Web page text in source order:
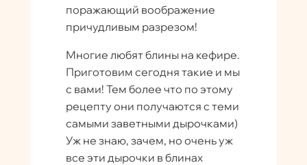
поражающий воображение
причудливым разрезом!
Многие любят блины на кефире.
Приготовим сегодня такие и мы
с вами! Тем более что по этому
рецепту они получаются с теми
самыми заветными дырочками)
Уж не знаю, зачем, но очень уж
все эти дырочки в блинах